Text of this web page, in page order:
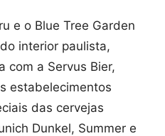
e o Blue Tree Garden
interior paulista,
com a Servus Bier,
estabelecimentos
das cervejas
Dunkel, Summer e